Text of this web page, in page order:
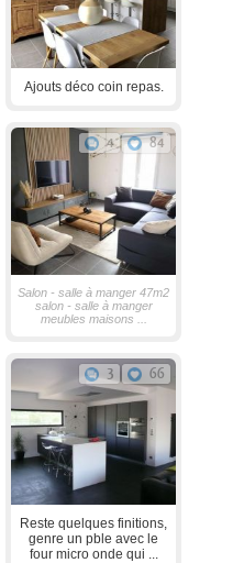
Ajouts déco coin repas.
4 84
Salon - salle à manger 47m2
salon - salle à manger
meubles maisons ...
3 66
Reste quelques finitions,
genre un pble avec le
four micro onde qui ...